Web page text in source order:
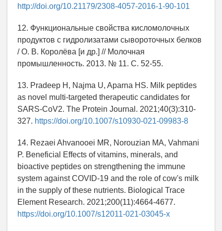
http://doi.org/10.21179/2308-4057-2016-1-90-101
12. Функциональные свойства кисломолочных
продуктов с гидролизатами сывороточных белков
/ О. В. Королёва [и др.] // Молочная
промышленность. 2013. № 11. С. 52-55.
13. Pradeep H, Najma U, Aparna HS. Milk peptides
as novel multi-targeted therapeutic candidates for
SARS-CoV2. The Protein Journal. 2021;40(3):310-
327. https://doi.org/10.1007/s10930-021-09983-8
14. Rezaei Ahvanooei MR, Norouzian MA, Vahmani
P. Beneficial Effects of vitamins, minerals, and
bioactive peptides on strengthening the immune
system against COVID-19 and the role of cow's milk
in the supply of these nutrients. Biological Trace
Element Research. 2021;200(11):4664-4677.
https://doi.org/10.1007/s12011-021-03045-x